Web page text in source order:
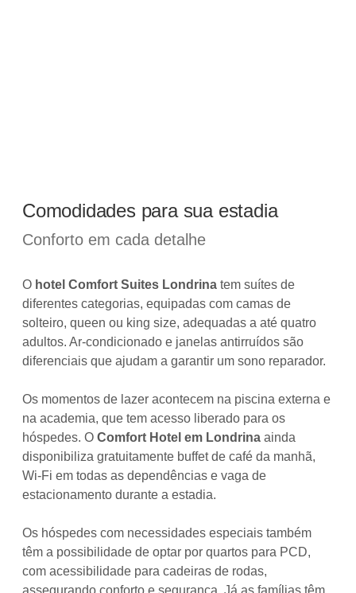
Comodidades para sua estadia
Conforto em cada detalhe
O hotel Comfort Suites Londrina tem suítes de
diferentes categorias, equipadas com camas de
solteiro, queen ou king size, adequadas a até quatro
adultos. Ar-condicionado e janelas antirruídos são
diferenciais que ajudam a garantir um sono reparador.
Os momentos de lazer acontecem na piscina externa e
na academia, que tem acesso liberado para os
hóspedes. O Comfort Hotel em Londrina ainda
disponibiliza gratuitamente buffet de café da manhã,
Wi-Fi em todas as dependências e vaga de
estacionamento durante a estadia.
Os hóspedes com necessidades especiais também
têm a possibilidade de optar por quartos para PCD,
com acessibilidade para cadeiras de rodas,
assegurando conforto e segurança. Já as famílias têm